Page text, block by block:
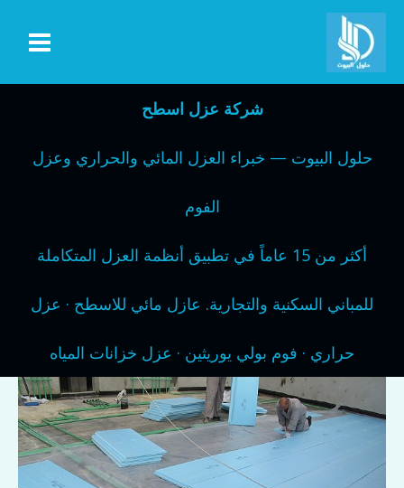
تخطي
المحتوى
شركة عزل اسطح
حلول البيوت — خبراء العزل المائي والحراري وعزل
الفوم
أكثر من 15 عاماً في تطبيق أنظمة العزل المتكاملة
للمباني السكنية والتجارية. عازل مائي للاسطح · عزل
حراري · فوم بولي يوريثين · عزل خزانات المياه